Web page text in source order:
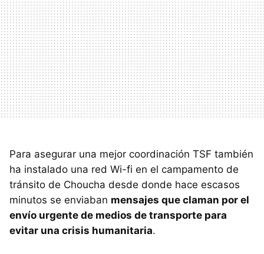
Para asegurar una mejor coordinación TSF también
ha instalado una red Wi-fi en el campamento de
tránsito de Choucha desde donde hace escasos
minutos se enviaban mensajes que claman por el
envío urgente de medios de transporte para
evitar una crisis humanitaria.